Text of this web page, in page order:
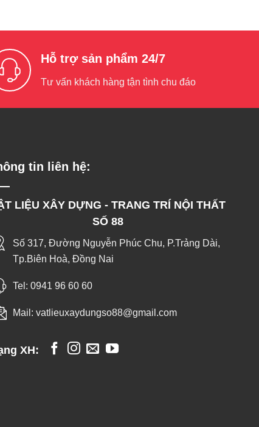
Hỗ trợ sản phẩm 24/7
Tư vấn khách hàng tận tình chu đáo
tin liên hệ:
LIỆU XÂY DỰNG - TRANG TRÍ NỘI THẤT
SỐ 88
Số 317, Đường Nguyễn Phúc Chu, P.Trảng Dài,
Tp.Biên Hoà, Đồng Nai
Tel: 0941 96 60 60
Mail: vatlieuxaydungso88@gmail.com
XH: